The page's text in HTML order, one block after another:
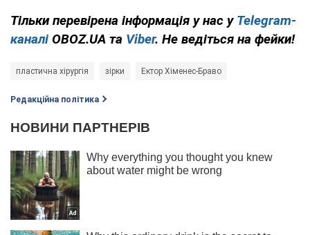
Тільки перевірена інформація у нас у Telegram-
каналі OBOZ.UA та Viber. Не ведіться на фейки!
пластична хірургія зірки Ектор Хіменес-Браво
Редакційна політика